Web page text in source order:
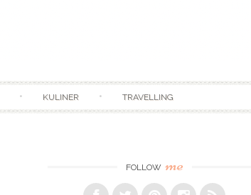
KULINER TRAVELLING
FOLLOW me